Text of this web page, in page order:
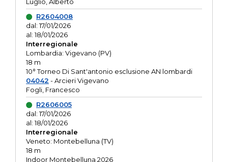
R2604008
dal: 17/01/2026
al: 18/01/2026
Interregionale
Lombardia: Vigevano (PV)
18 m
10° Torneo Di Sant'antonio esclusione AN lombardi
04042 - Arcieri Vigevano
Fogli, Francesco
R2606005
dal: 17/01/2026
al: 18/01/2026
Interregionale
Veneto: Montebelluna (TV)
18 m
Indoor Montebelluna 2026